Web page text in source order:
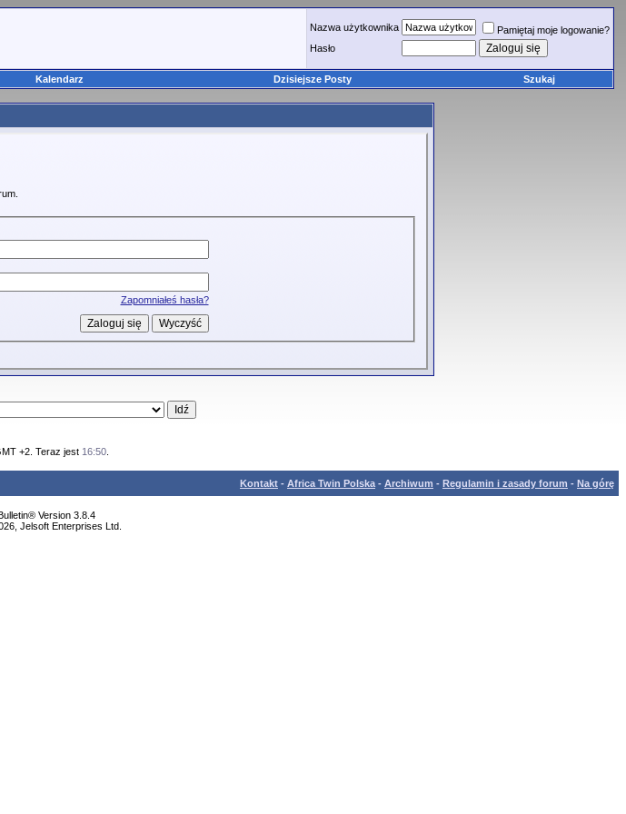
Nazwa użytkownika
Pamiętaj moje logowanie?
Hasło
Kalendarz Dzisiejsze Posty Szukaj
Zapomniałeś hasła?
+2. Teraz jest 16:50
Kontakt - Africa Twin Polska - Archiwum - Regulamin i zasady forum - Na górę
Version 3.8.4
Jelsoft Enterprises Ltd.